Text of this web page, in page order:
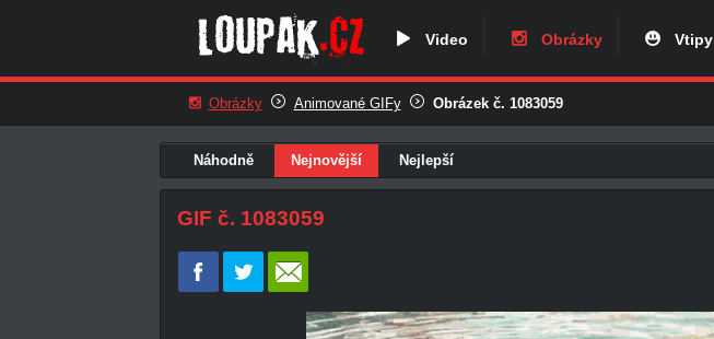
Video Obrázky Vtipy
Obrázky Animované GIFy Obrázek č. 1083059
Náhodně Nejnovější Nejlepší
GIF č. 1083059